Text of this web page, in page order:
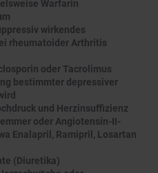
Warfarin
wirkendes
rheumatoider Arthritis
oder Tacrolimus
bestimmter depressiver
und Herzinsuffizienz
oder Angiotensin-II-
Enalapril, Ramipril, Losartan
(Diuretika)